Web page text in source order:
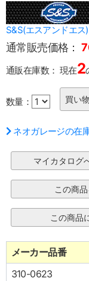
S&S(エスアンドエス)
通常販売価格：
通販在庫数： 現在2
数量：
ネオガレージの在
メーカー品番
310-0623